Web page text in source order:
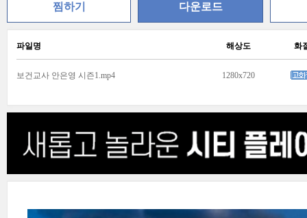
찜하기 다운로드
파일명 해상도 화
보건교사 안은영 시즌1.mp4 1280x720